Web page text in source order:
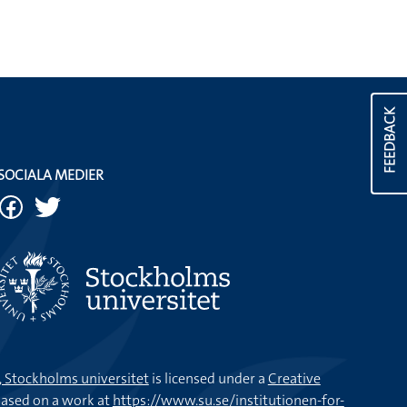
FEEDBACK
MEDIER
universitetis licensed under aCreative
on a work athttps://www.su.se/institutionen-for-